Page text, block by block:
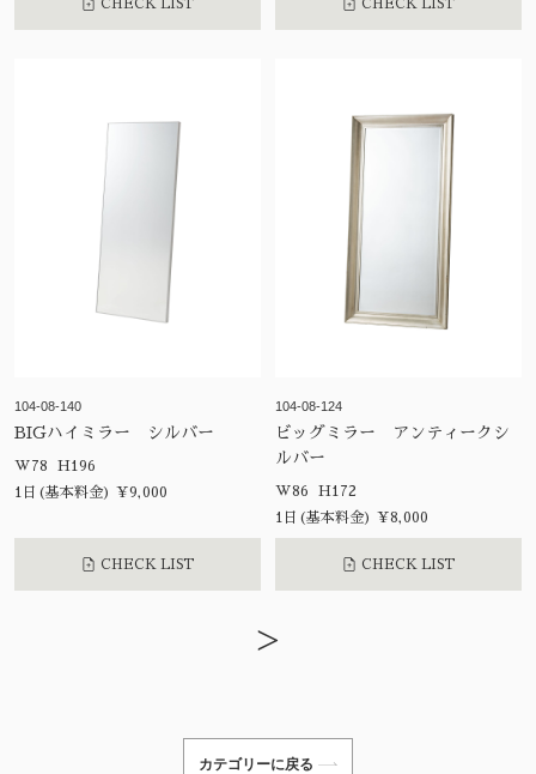
CHECK LIST CHECK LIST
104-08-140
BIGハイミラー シルバー
W78 H196
1日(基本料金) ¥9,000
CHECK LIST
104-08-124
ビッグミラー アンティークシ
ルバー
W86 H172
1日(基本料金) ¥8,000
CHECK LIST
>
カテゴリーに戻る